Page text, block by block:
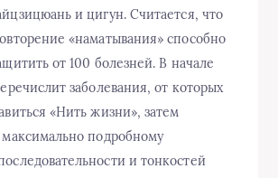
и цигун. Считается, что
«наматывания» способно
от 100 болезней. В начале
заболевания, от которых
«Нить жизни», затем
максимально подробному
и тонкостей